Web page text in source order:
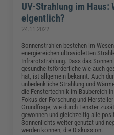
UV-Strahlung im
eigentlich?
24.11.2022
Sonnenstrahlen bestehen im
energiereichen ultravioletten
Infrarotstrahlung. Dass das
gesundheitsförderliche wie auch
hat, ist allgemein bekannt. Auch
unbedenkliche Strahlung und
die Fenstertechnik im Baubereich
Fokus der Forschung und
Grundfrage, wie durch Fenster
gewonnen und gleichzeitig alle
Sonnenlichts weiter genutzt und
werden können, die Diskussion.